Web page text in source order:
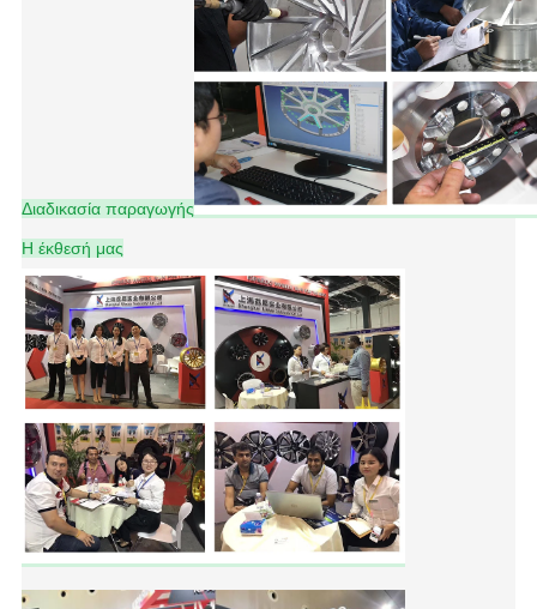
Διαδικασία παραγωγής
Η έκθεσή μας